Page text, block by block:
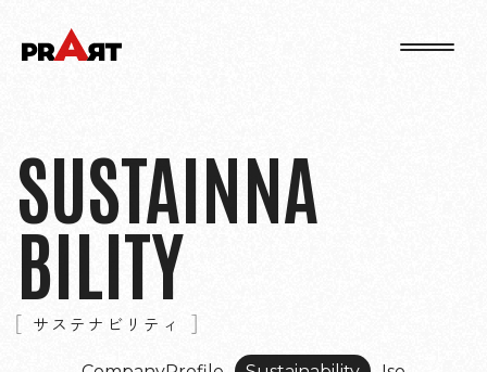
サステナビリティ
SUSTAINNA
BILITY